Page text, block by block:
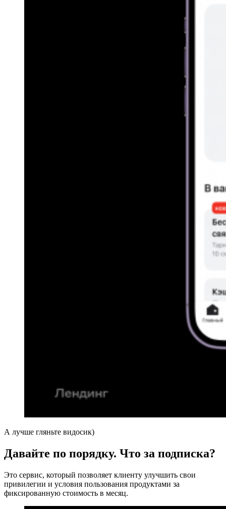
А лучше гляньте видосик)
Давайте по порядку. Что за подписка?
Это сервис, который позволяет клиенту улучшить свои
привилегии и условия пользования продуктами за
фиксированную стоимость в месяц.